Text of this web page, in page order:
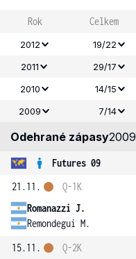
Rok Celkem
2012 19/22
2011 29/17
2010 14/15
2009
7/14
Odehrané zápasy2009
Futures 09
21.11.
Romanazzi J.
Remondegui M.
Q-1K
15.11.
Q-2K